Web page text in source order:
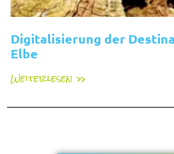
Digitalisierung der
Elbe
Weiterlesen »